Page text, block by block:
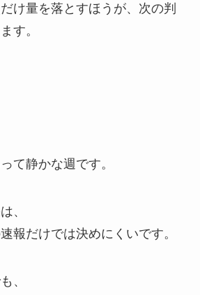
け量を落とすほうが、次の判
す。
て静かな週です。
、
報だけでは決めにくいです。
、